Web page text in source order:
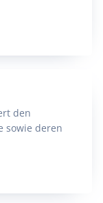
den
sowie deren